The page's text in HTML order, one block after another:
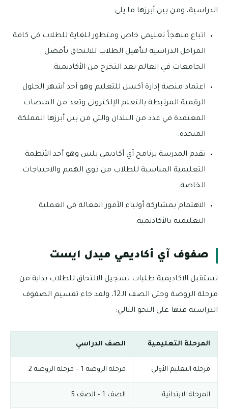
الدراسية، ومن بين أبرزها ما يلي:
اتباع منهجاً تعليمي خاص ومتطور للغاية للطلاب في كافة
المراحل الدراسية لتأهيل الطلاب للالتحاق بأفضل
الجامعات في العالم بعد التخرج من الأكاديمية.
اعتماد منصة إدارة أكسل للتعليم وهو أحد أشهر الحلول
الرقمية المرتبطة بالتعلم الإلكتروني وتعد من المنصات
المعتمدة في عدد من البلدان والتي من بين أبرزها المملكة
المتحدة.
تقدم المدرسة برنامج آي أكاديمي بلس وهو أحد الأنظمة
التعليمية المناسبة للطلاب من ذوي الهمم والاحتياجات
الخاصة.
الاهتمام بمشاركة أولياء الأمور الفعالة في العملية
التعليمية بالأكاديمية.
صفوف آي أكاديمي ميدل ايست
تستقبل الاكاديمية طلبات تسجيل الالتحاق للطلاب بداية من
مرحلة الروضة وحتى الصف الـ12، ولقد جاء تقسيم الصفوف
الدراسية فيها على النحو التالي:
المرحلة التعليمية الصف الدراسي
مرحلة التعليم الأولى مرحلة الروضة 1 – مرحلة الروضة 2
المرحلة الابتدائية الصف 1 – الصف 5